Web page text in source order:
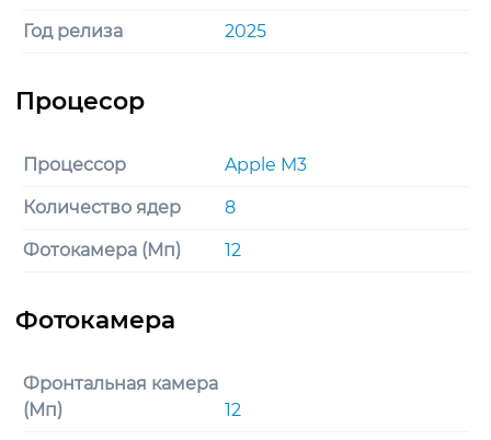
Год релиза 2025
Процессор Apple M3
Количество ядер 8
Фотокамера (Мп) 12
Фронтальная камера
(Мп)
12